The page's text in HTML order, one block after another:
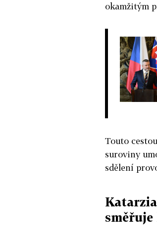
okamžitým
Touto
suroviny
sdělení